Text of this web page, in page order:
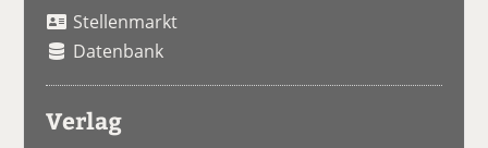
Stellenmarkt
Datenbank
Verlag